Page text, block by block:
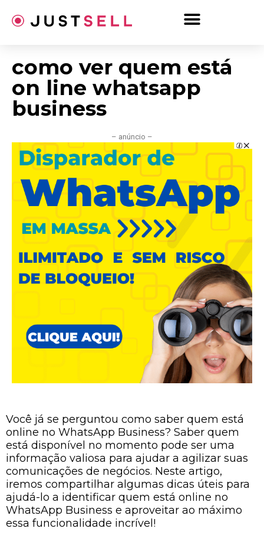
para
como ver quem está
on line whatsapp
business
– anúncio –
Você já se perguntou como saber quem está
online no WhatsApp Business? Saber quem
está disponível no momento pode ser uma
informação valiosa para ajudar a agilizar suas
comunicações de negócios. Neste artigo,
iremos compartilhar algumas dicas úteis para
ajudá-lo a identificar quem está online no
WhatsApp Business e aproveitar ao máximo
essa funcionalidade incrível!